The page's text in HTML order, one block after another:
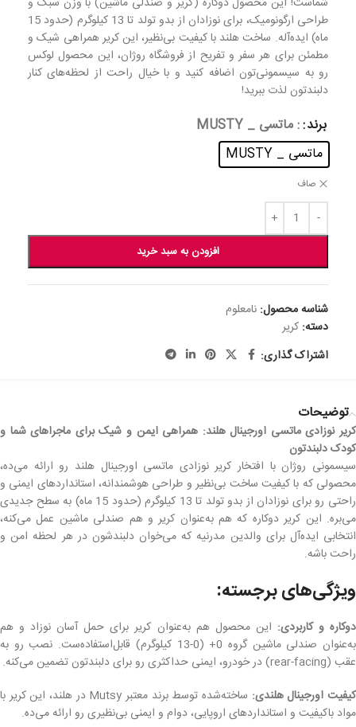
طراحی ارگونومیک، برای نوزادان از بدو تولد تا 13 کیلوگرم (حدود 15
ماه) ایده‌آله. ساخت هلند با کیفیت بی‌نظیر، این کریر همراهی شیک و
مطمئن برای هر سفر و تفریح از فروشگاه روژان، این محصول لوکس
رو به سیسمونی‌تون اضافه کنید و با خیال راحت از لحظه‌های کنار
دلبندتون لذت ببرید!
برند : ماتسی _ MUSTY
ماتسی _ MUSTY
صاف
افزودن به سبد خرید
شناسه محصول: نامعلوم
دسته: کریر
اشتراک گذاری:
توضیحات
کریر نوزادی ماتسی اورجینال هلند: همراهی ایمن و شیک برای ماجراهای شما و
کودک دلبندتون
سیسمونی روژان با افتخار کریر نوزادی ماتسی اورجینال هلند رو ارائه می‌ده،
محصولی که با کیفیت ساخت بی‌نظیر و طراحی هوشمندانه، استانداردهای ایمنی و
راحتی رو برای نوزادان از بدو تولد تا 13 کیلوگرم (حدود 15 ماه) به سطح جدیدی
می‌بره. این کریر دوکاره که هم به‌عنوان کریر و هم صندلی ماشین عمل می‌کنه،
انتخابی ایده‌آل برای والدین مدرنیه که می‌خوان دلبندشون در هر لحظه امن و
راحت باشه.
ویژگی‌های برجسته:
دوکاره و کاربردی: این محصول هم به‌عنوان کریر برای حمل آسان نوزاد و هم
به‌عنوان صندلی ماشین گروه 0+ (0-13 کیلوگرم) قابل‌استفاده‌ست. نصب رو به
عقب (rear-facing) در خودرو، ایمنی حداکثری رو برای دلبندتون تضمین می‌کنه.
کیفیت اورجینال هلندی:
ساخته‌شده توسط برند معتبر Mutsy در هلند، این کریر با
مواد باکیفیت و استانداردهای اروپایی، دوام و ایمنی بی‌نظیری رو ارائه می‌ده.